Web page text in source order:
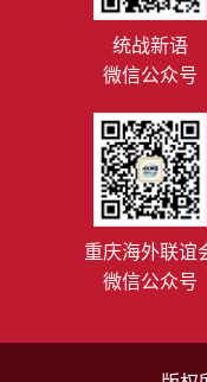
统战新语
微信公众号
重庆海外联谊
微信公众号